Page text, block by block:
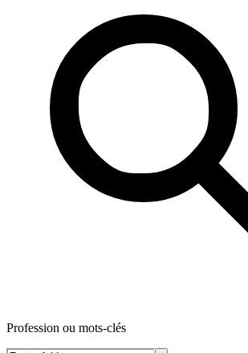
Profession ou mots-clés